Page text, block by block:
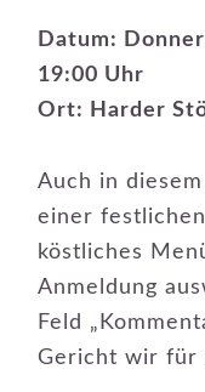
Datum:
19:00 Uhr
Ort: Harder
Auch in
einer
köstliches
Anmeldung
Feld
Gericht wir für